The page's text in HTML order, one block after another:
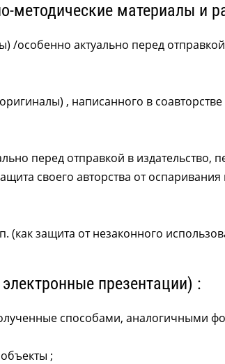
методические материалы и
/особенно актуально перед
, написанного в
перед отправкой в издательство,
своего авторства от оспаривания
(как защита от незаконного
презентации) :
способами, аналогичными
;